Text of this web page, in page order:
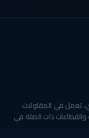
تعمل في المقاولات
والقطاعات ذات الصلة في